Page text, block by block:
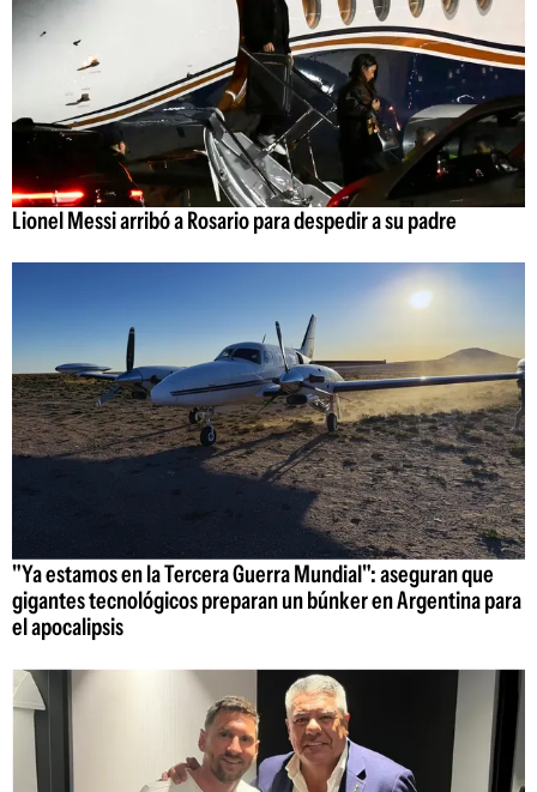
Lionel Messi arribó a Rosario para despedir a su padre
"Ya estamos en la Tercera Guerra Mundial": aseguran que
gigantes tecnológicos preparan un búnker en Argentina para
el apocalipsis